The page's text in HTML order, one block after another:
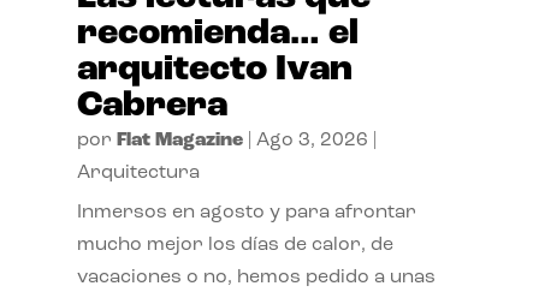
recomienda… el
arquitecto Ivan
Cabrera
por Flat Magazine| Ago 3, 2026
Arquitectura
Inmersos en agosto y para afrontar
mucho mejor los días de calor, de
vacaciones o no, hemos pedido a unas